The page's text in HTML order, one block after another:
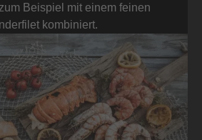
Beispiel mit einem feinen
kombiniert.